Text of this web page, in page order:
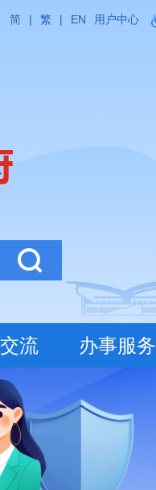
简 | 繁 | EN 用户中心
流 办事服务